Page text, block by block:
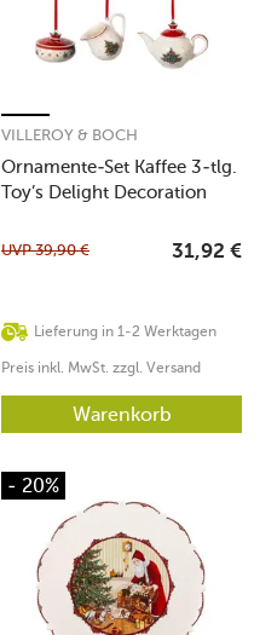
Ornamente-Set Kaffee 3-tlg.
Toy’s Delight Decoration
VILLEROY & BOCH
Lieferung in 1-2 Werktagen
UVP39,90 € 31,92 €
Preis inkl. MwSt. zzgl. Versand
Warenkorb
- 20%